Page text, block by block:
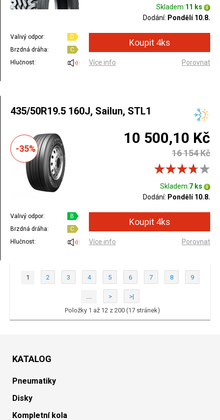
Skladem:11 ks
Dodání: Pondělí 10.8.
Valivý odpor:
D
Brzdná dráha:
C
Hlučnost:
Více info Porovnat
435/50R19.5 160J, Sailun, STL1
-35%
10 500,10 Kč
16 154 Kč
Skladem:7 ks
Dodání: Pondělí 10.8.
Valivý odpor:
B
Brzdná dráha:
C
Hlučnost:
Více info Porovnat
1 2 3 4 5 6 7 8 9
.... >
>|
Položky 1 až 12 z 200 (17 stránek)
KATALOG
Pneumatiky
Disky
Kompletní kola